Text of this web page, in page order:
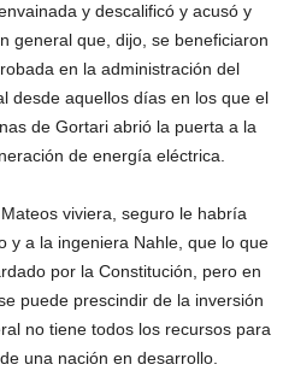
y descalificó y acusó y
general que, dijo, se beneficiaron
en la administración del
desde aquellos días en los que el
de Gortari abrió la puerta a la
de energía eléctrica.
viviera, seguro le habría
y a la ingeniera Nahle, que lo que
por la Constitución, pero en
puede prescindir de la inversión
no tiene todos los recursos para
una nación en desarrollo.